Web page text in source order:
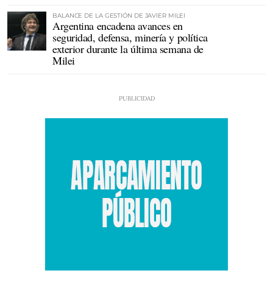
BALANCE DE LA GESTIÓN DE JAVIER MILEI
Argentina encadena avances en
seguridad, defensa, minería y política
exterior durante la última semana de
Milei